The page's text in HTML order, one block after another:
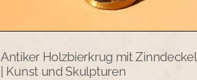
Antiker Holzbierkrug mit Zinndeckel
| Kunst und Skulpturen